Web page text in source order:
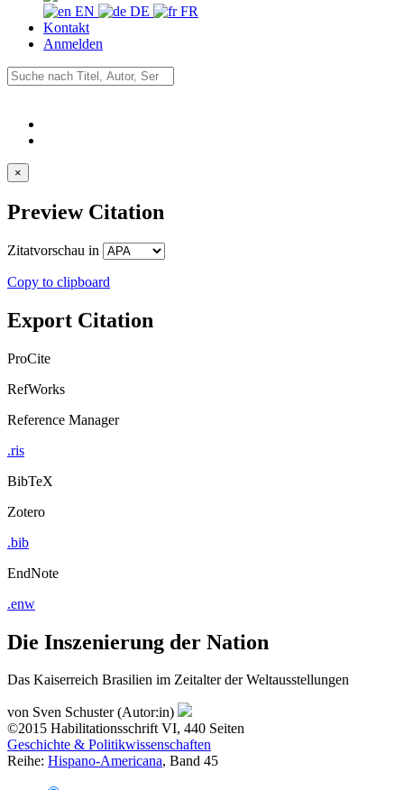
EN
DE
FR
Kontakt
Anmelden
×
Preview Citation
Zitatvorschau in
Copy to clipboard
Export Citation
ProCite
RefWorks
Reference Manager
.ris
BibTeX
Zotero
.bib
EndNote
.enw
Die Inszenierung der Nation
Das Kaiserreich Brasilien im Zeitalter der Weltausstellungen
von Sven Schuster (Autor:in)
©2015 Habilitationsschrift VI, 440 Seiten
Geschichte & Politikwissenschaften
Reihe: Hispano-Americana, Band 45